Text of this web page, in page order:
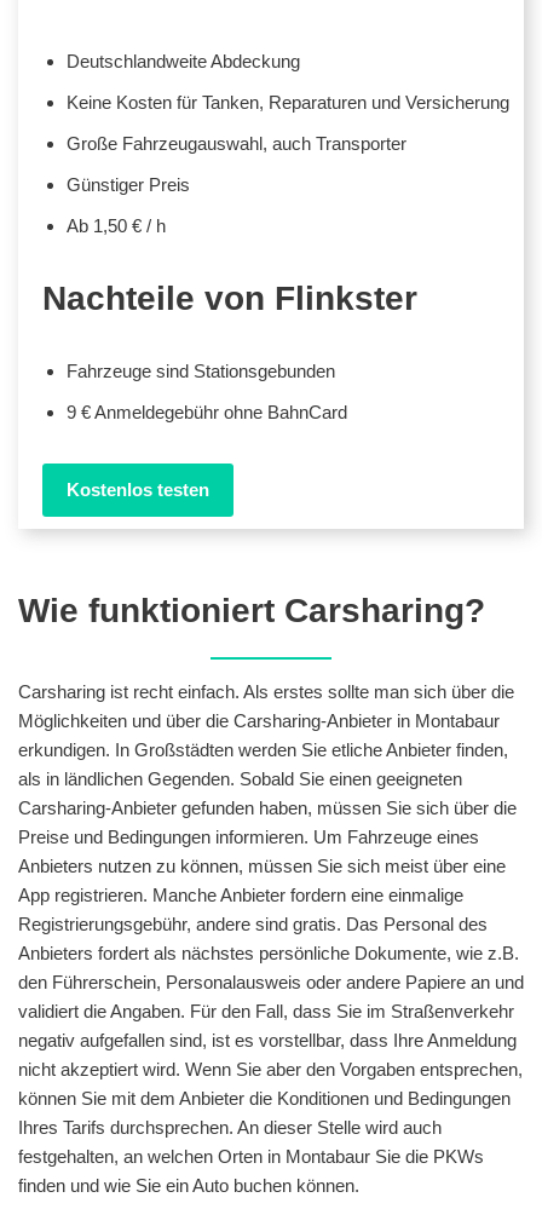
Deutschlandweite Abdeckung
Keine Kosten für Tanken, Reparaturen und Versicherung
Große Fahrzeugauswahl, auch Transporter
Günstiger Preis
Ab 1,50 € / h
Nachteile von Flinkster
Fahrzeuge sind Stationsgebunden
9 € Anmeldegebühr ohne BahnCard
Kostenlos testen
Wie funktioniert Carsharing?
Carsharing ist recht einfach. Als erstes sollte man sich über die
Möglichkeiten und über die Carsharing-Anbieter in Montabaur
erkundigen. In Großstädten werden Sie etliche Anbieter finden,
als in ländlichen Gegenden. Sobald Sie einen geeigneten
Carsharing-Anbieter gefunden haben, müssen Sie sich über die
Preise und Bedingungen informieren. Um Fahrzeuge eines
Anbieters nutzen zu können, müssen Sie sich meist über eine
App registrieren. Manche Anbieter fordern eine einmalige
Registrierungsgebühr, andere sind gratis. Das Personal des
Anbieters fordert als nächstes persönliche Dokumente, wie z.B.
den Führerschein, Personalausweis oder andere Papiere an und
validiert die Angaben. Für den Fall, dass Sie im Straßenverkehr
negativ aufgefallen sind, ist es vorstellbar, dass Ihre Anmeldung
nicht akzeptiert wird. Wenn Sie aber den Vorgaben entsprechen,
können Sie mit dem Anbieter die Konditionen und Bedingungen
Ihres Tarifs durchsprechen. An dieser Stelle wird auch
festgehalten, an welchen Orten in Montabaur Sie die PKWs
finden und wie Sie ein Auto buchen können.